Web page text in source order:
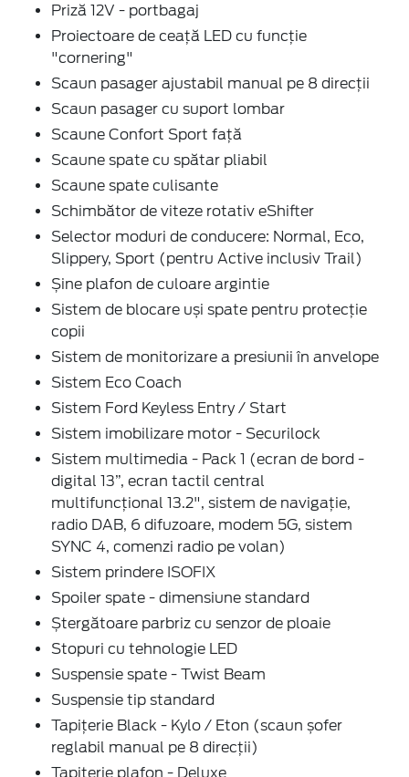
Priză 12V - portbagaj
Proiectoare de ceață LED cu funcție
"cornering"
Scaun pasager ajustabil manual pe 8 direcții
Scaun pasager cu suport lombar
Scaune Confort Sport față
Scaune spate cu spătar pliabil
Scaune spate culisante
Schimbător de viteze rotativ eShifter
Selector moduri de conducere: Normal, Eco,
Slippery, Sport (pentru Active inclusiv Trail)
Șine plafon de culoare argintie
Sistem de blocare uși spate pentru protecție
copii
Sistem de monitorizare a presiunii în anvelope
Sistem Eco Coach
Sistem Ford Keyless Entry / Start
Sistem imobilizare motor - Securilock
Sistem multimedia - Pack 1 (ecran de bord -
digital 13”, ecran tactil central
multifuncțional 13.2", sistem de navigație,
radio DAB, 6 difuzoare, modem 5G, sistem
SYNC 4, comenzi radio pe volan)
Sistem prindere ISOFIX
Spoiler spate - dimensiune standard
Ștergătoare parbriz cu senzor de ploaie
Stopuri cu tehnologie LED
Suspensie spate - Twist Beam
Suspensie tip standard
Tapițerie Black - Kylo / Eton (scaun șofer
reglabil manual pe 8 direcții)
Tapițerie plafon - Deluxe